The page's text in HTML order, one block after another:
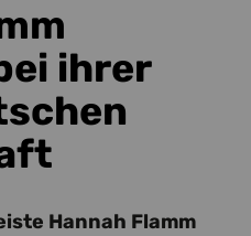
ihrer
Hannah Flamm